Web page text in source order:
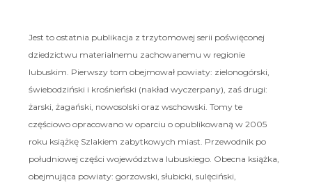
Jest to ostatnia publikacja z trzytomowej serii poświęconej
dziedzictwu materialnemu zachowanemu w regionie
lubuskim. Pierwszy tom obejmował powiaty: zielonogórski,
świebodziński i krośnieński (nakład wyczerpany), zaś drugi:
żarski, żagański, nowosolski oraz wschowski. Tomy te
częściowo opracowano w oparciu o opublikowaną w 2005
roku książkę Szlakiem zabytkowych miast. Przewodnik po
południowej części województwa lubuskiego. Obecna książka,
obejmująca powiaty: gorzowski, słubicki, sulęciński,